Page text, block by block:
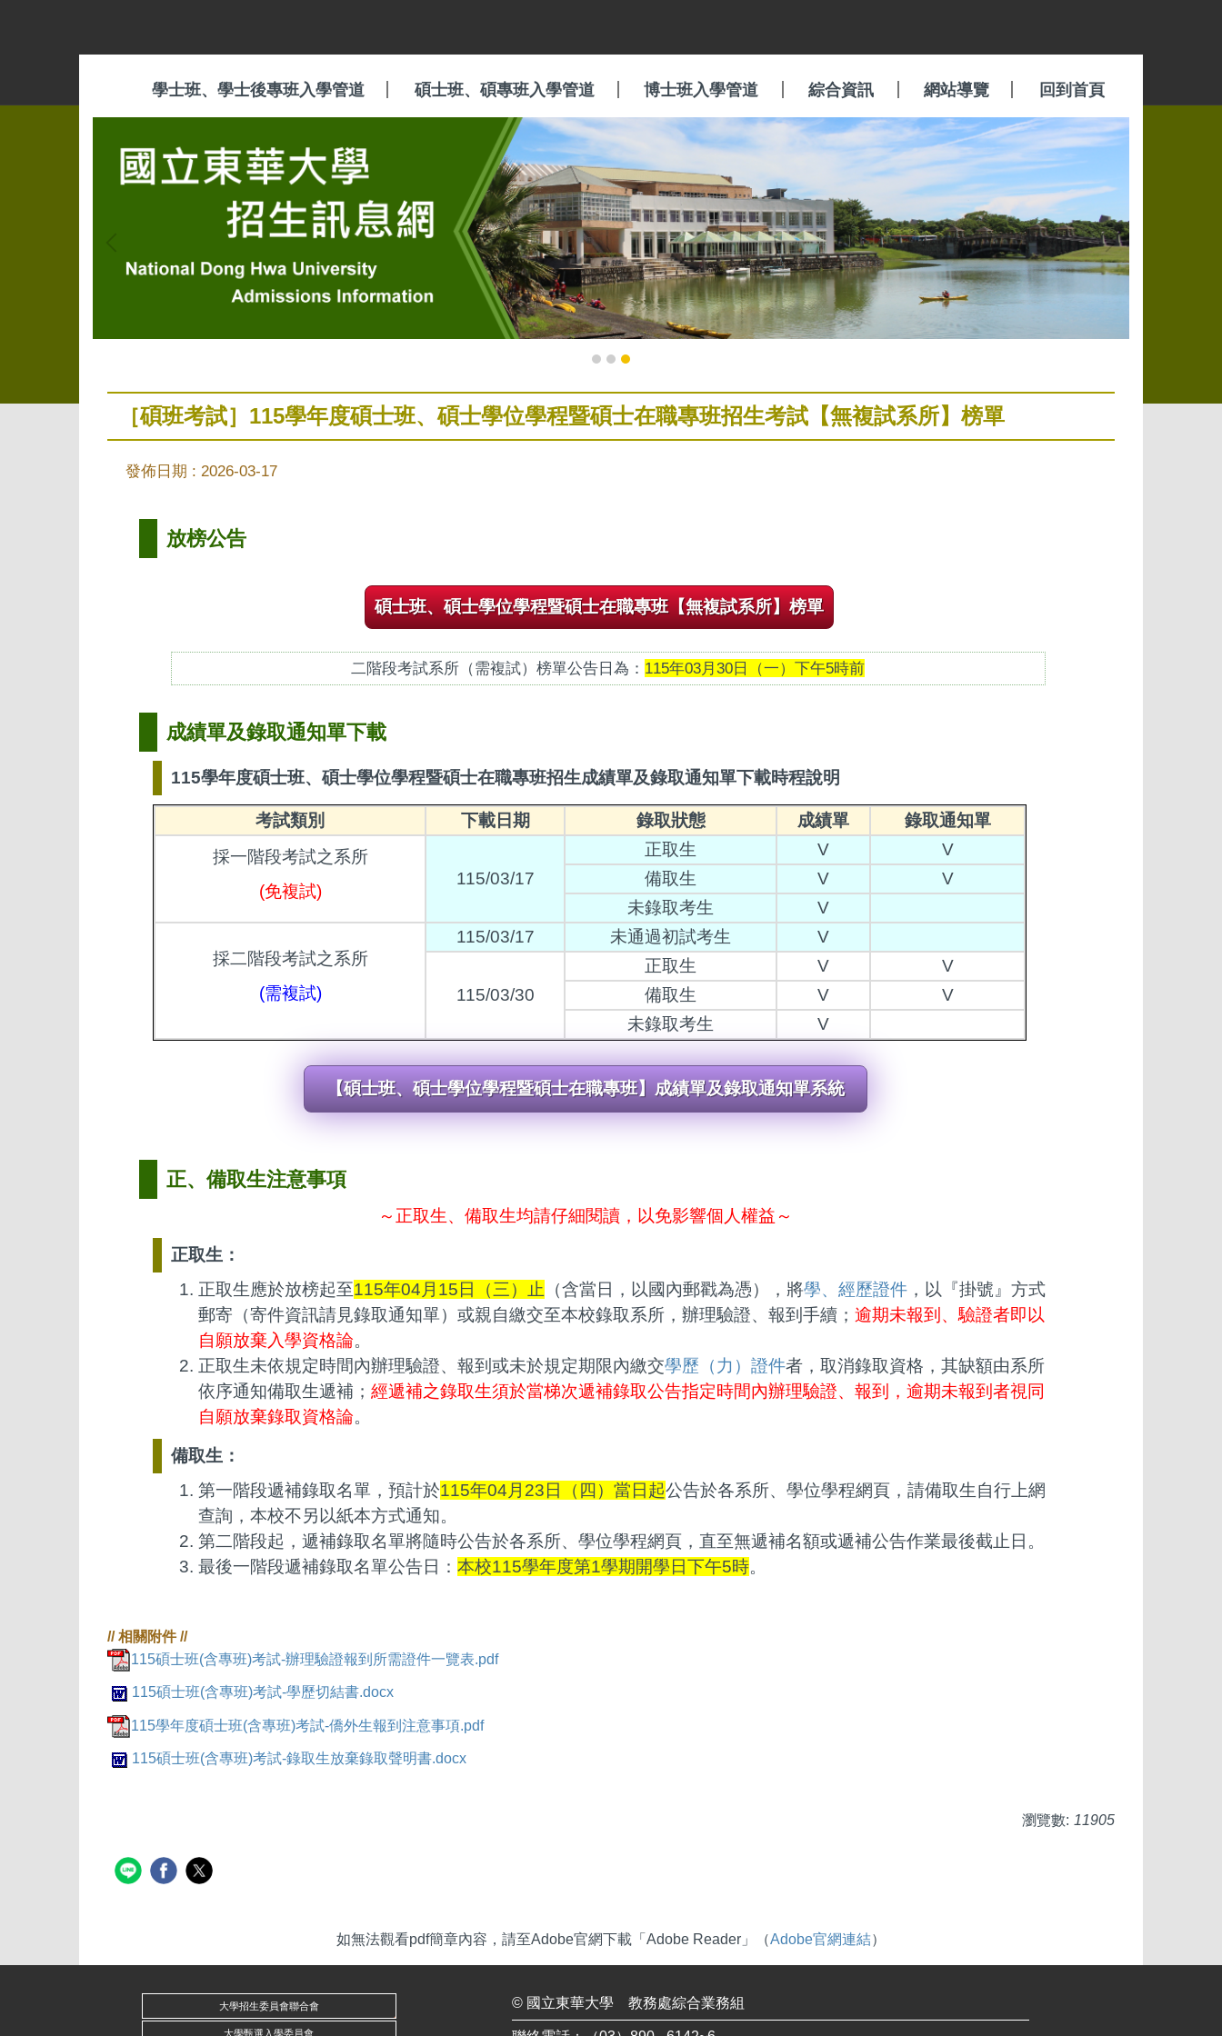
學士班、學士後專班入學管道 碩士班、碩專班入學管道 博士班入學管道 綜合資訊 網站導覽 回到首頁
［碩班考試］115學年度碩士班、碩士學位學程暨碩士在職專班招生考試【無複試系所】榜單
發佈日期 : 2026-03-17
放榜公告
碩士班、碩士學位學程暨碩士在職專班【無複試系所】榜單
二階段考試系所（需複試）榜單公告日為： 115年03月30日（一）下午5時前
成績單及錄取通知單下載
115學年度碩士班、碩士學位學程暨碩士在職專班招生成績單及錄取通知單下載時程說明
考試類別 下載日期 錄取狀態 成績單
錄取通知單
採一階段考試之系所
(免複試)
115/03/17
正取生 V
V
備取生
V
V
未錄取考生
V
採二階段考試之系所
(需複試)
115/03/17 未通過初試考生 V
115/03/30
正取生 V
V
備取生
V
V
未錄取考生
V
【碩士班、碩士學位學程暨碩士在職專班】成績單及錄取通知單系統
正、備取生注意事項
～正取生、備取生均請仔細閱讀，以免影響個人權益～
正取生：
正取生應於放榜起至115年04月15日（三）止 （含當日，以國內郵戳為憑），將學、經歷證件 ，以『掛號』方式
郵寄（寄件資訊請見錄取通知單）或親自繳交至本校錄取系所，辦理驗證、報到手續； 逾期未報到、驗證者即以
自願放棄入學資格論。
正取生未依規定時間內辦理驗證、報到或未於規定期限內繳交學歷（力）證件者，取消錄取資格，其缺額由系所
依序通知備取生遞補； 經遞補之錄取生須於當梯次遞補錄取公告指定時間內辦理驗證、報到，逾期未報到者視同
自願放棄錄取資格論。
備取生：
第一階段遞補錄取名單，預計於115年04月23日（四）當日起公告於各系所、學位學程網頁，請備取生自行上網
查詢，本校不另以紙本方式通知。
第二階段起，遞補錄取名單將隨時公告於各系所、學位學程網頁，直至無遞補名額或遞補公告作業最後截止日。
最後一階段遞補錄取名單公告日： 本校115學年度第1學期開學日下午5時。
115碩士班(含專班)考試-辦理驗證報到所需證件一覽表.pdf
115碩士班(含專班)考試-學歷切結書.docx
115學年度碩士班(含專班)考試-僑外生報到注意事項.pdf
115碩士班(含專班)考試-錄取生放棄錄取聲明書.docx
瀏覽數: 11905
如無法觀看pdf簡章內容，請至Adobe官網下載「Adobe Reader」（Adobe官網連結）
大學招生委員會聯合會
大學甄選入學委員會
© 國立東華大學 教務處綜合業務組